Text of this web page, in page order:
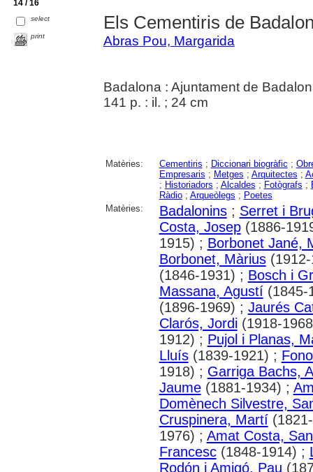
14 / 16
select
print
Els Cementiris de
Abras Pou, Margarida
Badalona : Ajuntament de
141 p. : il. ; 24 cm
Matèries: Cementiris ; Diccionari biogràfic ;
Empresaris ; Metges ; Arquitectes ;
; Historiadors ; Alcaldes ; Fotògrafs ;
Ràdio; Arqueòlegs ; Poetes
Matèries:
Badalonins; Serret i
Costa, Josep(1886-
1915) ; Borbonet Jané,
Borbonet, Màrius
(1846-1931) ; Bosch i
Massana, Agustí(1845-
(1896-1969) ; Jaurés
Clarós, Jordi(1918-
1912) ; Pujol i Planas,
Lluís(1839-1921) ;
1918) ; Garriga Bachs,
Jaume(1881-1934) ;
Domènech Silvestre,
Cruspinera, Martí
1976) ; Amat Costa,
Francesc(1848-1914) ;
Rodón i Amigó, Pau